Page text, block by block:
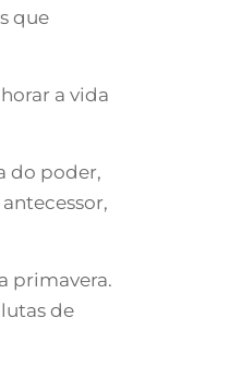
que
a vida
do poder,
primavera.
de